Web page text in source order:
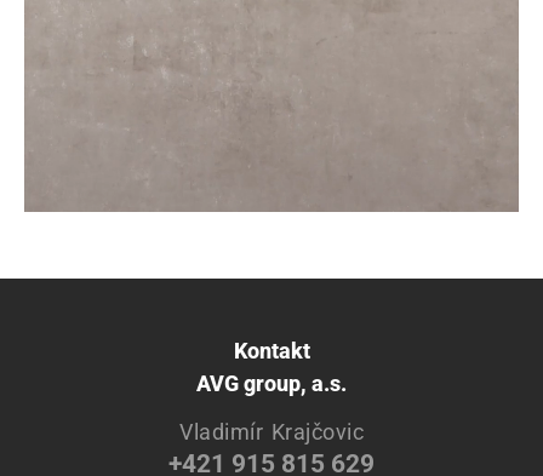
Kontakt
AVG group, a.s.
Vladimír Krajčovic
+421 915 815 629